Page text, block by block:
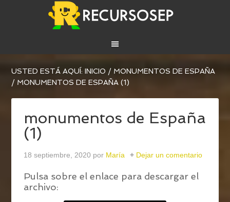
USTED ESTÁ AQUÍ:INICIO / MONUMENTOS DE ESPAÑA
/ MONUMENTOS DE ESPAÑA (1)
monumentos de España
(1)
18 septiembre, 2020 por María Dejar un comentario
Pulsa sobre el enlace para descargar el
archivo: